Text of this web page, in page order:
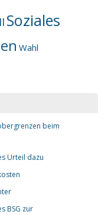
Soziales
Wahl
beim
Urteil dazu
BSG zur